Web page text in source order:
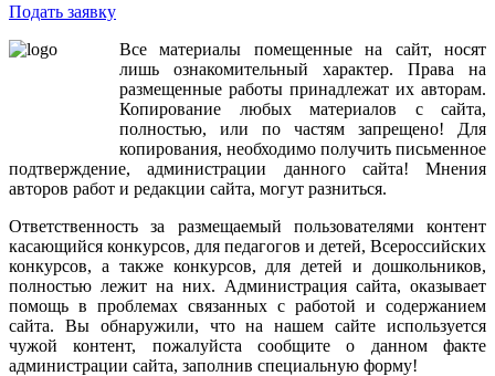
Подать заявку
Все
материалы помещенные на сайт,носят
лишь
ознакомительный характер. Права
на
размещенные работы принадлежат их авторам.
Копирование
любых материалов с сайта,
полностью, или по частям запрещено! Для
копирования, необходимо получить письменное
подтверждение,администрации данного сайта! Мнения
авторов работ и редакции сайта, могут разниться.
Ответственность
за размещаемый пользователями
контент
касающийся конкурсов, для педагогов и детей, Всероссийских
конкурсов, а также конкурсов, для детей и дошкольников,
полностью лежит на них. Администрация сайта, оказывает
помощь в проблемах связанных с работой и содержанием
сайта. Вы обнаружили, что на нашем сайте используется
чужой
контент, пожалуйста сообщите о данном
факте
администрации сайта, заполнив специальную форму!